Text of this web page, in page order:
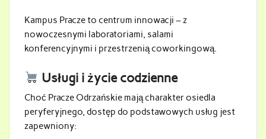
Kampus Pracze to centrum innowacji – z
nowoczesnymi laboratoriami, salami
konferencyjnymi i przestrzenią coworkingową.
Usługi i życie codzienne
Choć Pracze Odrzańskie mają charakter osiedla
peryferyjnego, dostęp do podstawowych usług jest
zapewniony: